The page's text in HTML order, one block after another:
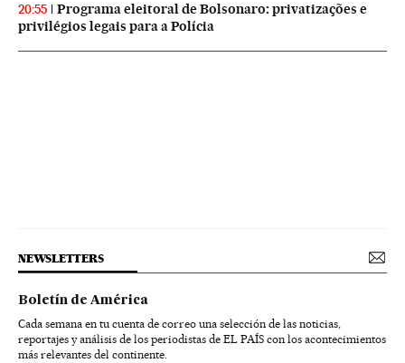
20:55
Programa eleitoral de Bolsonaro: privatizações e
privilégios legais para a Polícia
NEWSLETTERS
Boletín de América
Cada semana en tu cuenta de correo una selección de las noticias,
reportajes y análisis de los periodistas de EL PAÍS con los acontecimientos
más relevantes del continente.